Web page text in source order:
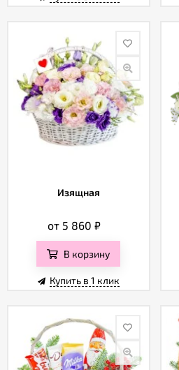
Изящная
от 5 860₽
В корзину
Купить в 1 клик